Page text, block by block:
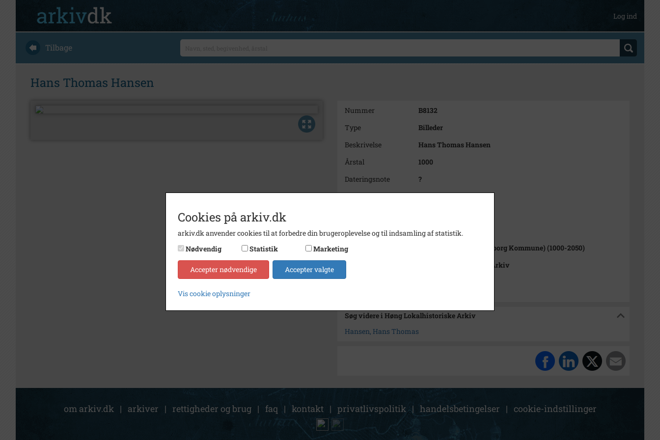
Log ind
Tilbage
Hans Thomas Hansen
Nummer
B8132
Type
Billeder
Beskrivelse
Hans Thomas Hansen
Årstal
1000
Dateringsnote
?
Fotograf
Ukendt
Type
Sogn (1000-2050)
Enhed
Reerslev Sogn (Kalundborg Kommune) (1000-2050)
Arkiv
Høng Lokalhistoriske Arkiv
Søg videre i Høng Lokalhistoriske Arkiv
Hansen, Hans Thomas
om arkiv.dk | arkiver | rettigheder og brug | faq | kontakt | privatlivspolitik | handelsbetingelser | cookie-indstillinger
Cookies på arkiv.dk
arkiv.dk anvender cookies til at forbedre din brugeroplevelse og til indsamling af statistik.
Nødvendig
Statistik Marketing
Accepter nødvendige Accepter valgte
Vis cookie oplysninger